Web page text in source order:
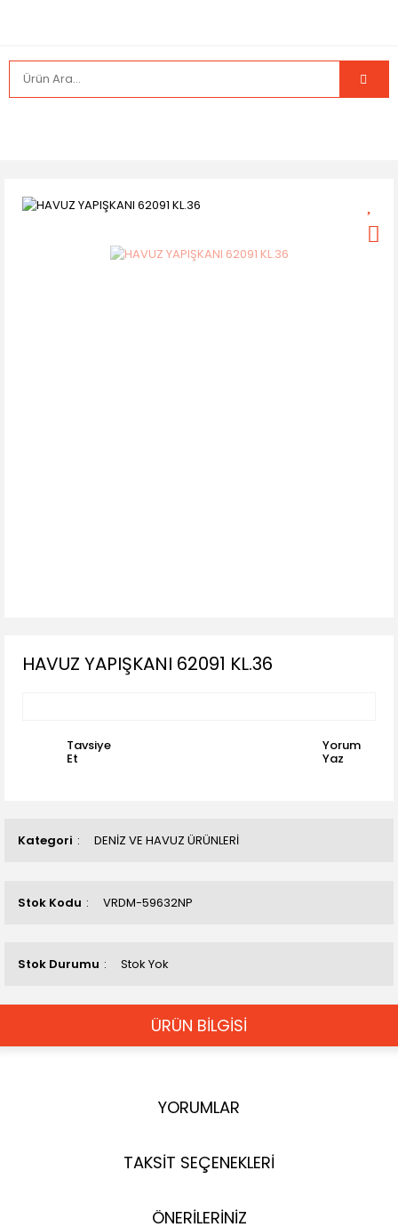
Kategori DENİZ VE HAVUZ ÜRÜNLERİ
Stok Kodu VRDM-59632NP
Stok Durumu Stok Yok
HAVUZ YAPIŞKANI 62091 KL.36
Tavsiye
Et
Yorum
Yaz
ÜRÜN BİLGİSİ
YORUMLAR
TAKSİT SEÇENEKLERİ
ÖNERİLERİNİZ